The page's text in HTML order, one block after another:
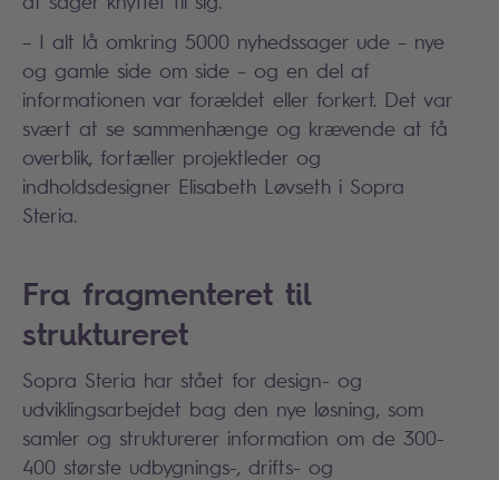
– I alt lå omkring 5000 nyhedssager ude – nye
og gamle side om side – og en del af
informationen var forældet eller forkert. Det var
svært at se sammenhænge og krævende at få
overblik, fortæller projektleder og
indholdsdesigner Elisabeth Løvseth i Sopra
Steria.
Fra fragmenteret til
struktureret
Sopra Steria har stået for design- og
udviklingsarbejdet bag den nye løsning, som
samler og strukturerer information om de 300-
400 største udbygnings-, drifts- og